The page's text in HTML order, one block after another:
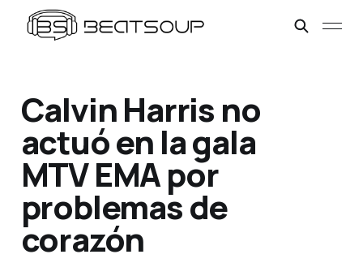
Calvin Harris no
actuó en la gala
MTV EMA por
problemas de
corazón